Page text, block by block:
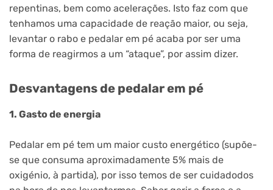
repentinas, bem como acelerações. Isto faz com que
tenhamos uma capacidade de reação maior, ou seja,
levantar o rabo e pedalar em pé acaba por ser uma
forma de reagirmos a um “ataque”, por assim dizer.
Desvantagens de pedalar em pé
1. Gasto de energia
Pedalar em pé tem um maior custo energético (supõe-
se que consuma aproximadamente 5% mais de
oxigénio, à partida), por isso temos de ser cuidadodos